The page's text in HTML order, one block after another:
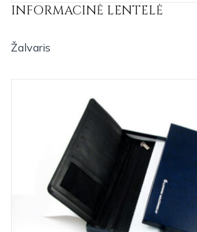
INFORMACINĖ LENTELĖ
Žalvaris